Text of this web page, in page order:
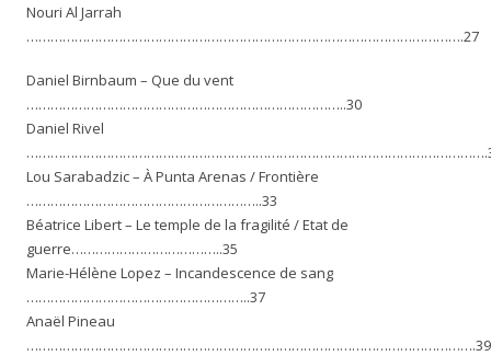
Nouri Al Jarrah
……………………………………………………………………………………………….27
Daniel Birnbaum – Que du vent
……………………………………………………………………..30
Daniel Rivel
Lou Sarabadzic – À Punta Arenas / Frontière
…………………………………………………..33
Béatrice Libert – Le temple de la fragilité / Etat de
guerre………………………………..35
Marie-Hélène Lopez – Incandescence de sang
………………………………………………..37
Anaël Pineau
………………………………………………………………………………………………….39